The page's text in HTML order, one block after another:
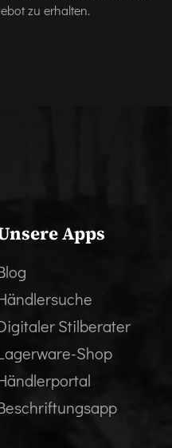
zu erhalten.
Apps
Stilberater
Shop